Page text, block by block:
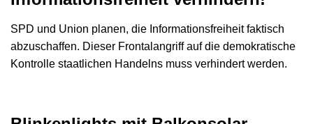
SPD und Union planen, die Informationsfreiheit faktisch
abzuschaffen. Dieser Frontalangriff auf die demokratische
Kontrolle staatlichen Handelns muss verhindert werden.